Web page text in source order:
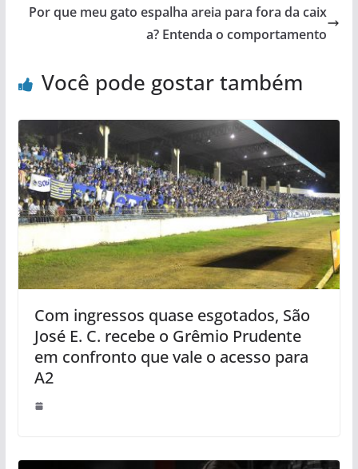
Por que meu gato espalha areia para fora da caix
a? Entenda o comportamento
Você pode gostar também
Com ingressos quase esgotados, São
José E. C. recebe o Grêmio Prudente
em confronto que vale o acesso para
A2